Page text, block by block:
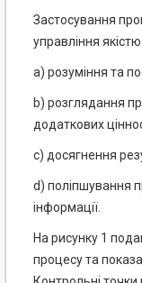
Застосування
управління
a) розуміння та
b) розглядання
додаткових
c) досягнення
d) поліпшування
інформації.
На рисунку 1
процесу та